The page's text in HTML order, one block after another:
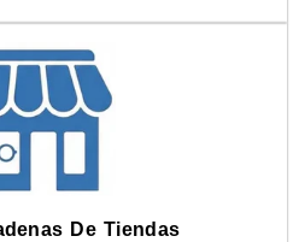
De Tiendas